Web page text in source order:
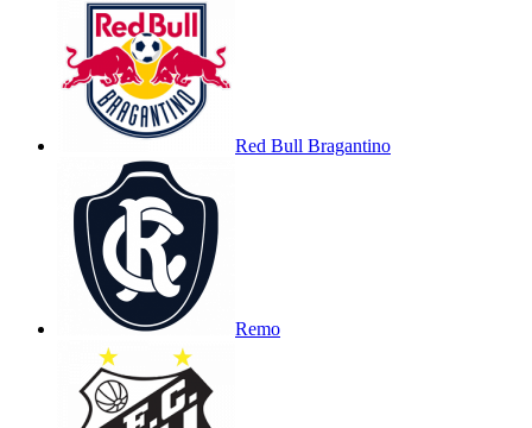
Red Bull Bragantino
Remo